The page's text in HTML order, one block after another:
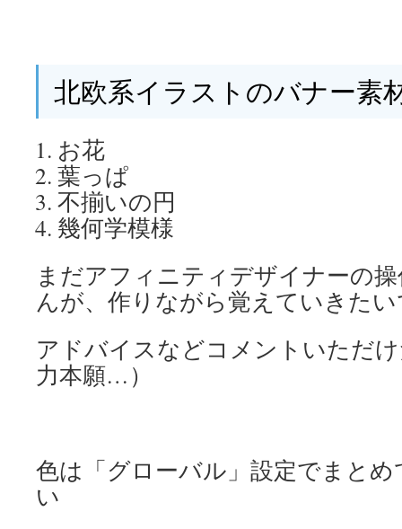
北欧系イラストのバナー素
お花
葉っぱ
不揃いの円
幾何学模様
まだアフィニティデザイナーの
んが、作りながら覚えていきた
アドバイスなどコメントいただ
力本願…）
色は「グローバル」設定でまと
い